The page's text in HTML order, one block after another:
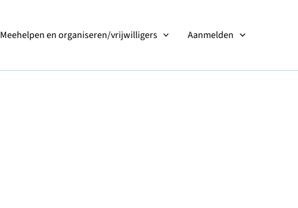
Meehelpen en organiseren/vrijwilligers Aanmelden